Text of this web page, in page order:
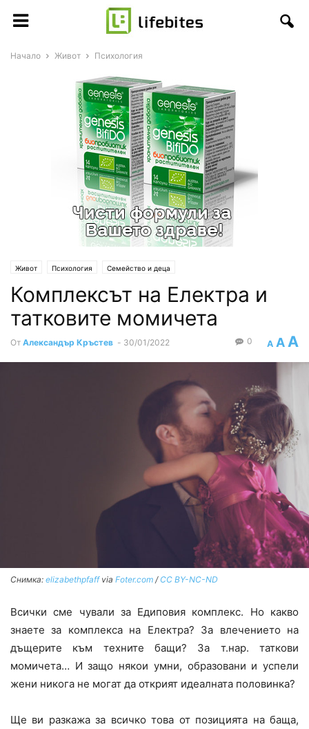
Начало Живот Психология
Живот Психология Семейство и деца
Комплексът на Електра и
татковите момичета
От Александър Кръстев - 30/01/2022 A A A
0
Снимка: elizabethpfaffvia Foter.com / CC BY-NC-ND
Всички сме чували за Едиповия комплекс. Но какво
знаете за комплекса на Електра? За влечението на
дъщерите към техните бащи? За т.нар. таткови
момичета… И защо някои умни, образовани и успели
жени никога не могат да открият идеалната половинка?
Ще ви разкажа за всичко това от позицията на баща,